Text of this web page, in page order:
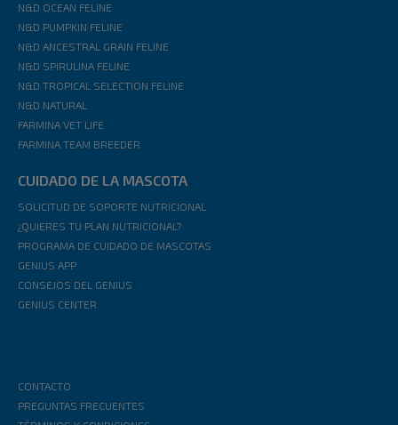
N&D OCEAN FELINE
N&D PUMPKIN FELINE
N&D ANCESTRAL GRAIN FELINE
N&D SPIRULINA FELINE
N&D TROPICAL SELECTION FELINE
N&D NATURAL
FARMINA VET LIFE
FARMINA TEAM BREEDER
CUIDADO DE LA MASCOTA
SOLICITUD DE SOPORTE NUTRICIONAL
¿QUIERES TU PLAN NUTRICIONAL?
PROGRAMA DE CUIDADO DE MASCOTAS
GENIUS APP
CONSEJOS DEL GENIUS
GENIUS CENTER
CONTACTO
PREGUNTAS FRECUENTES